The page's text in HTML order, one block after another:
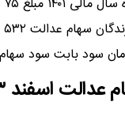
۱۴۰۳ چقدر است؟